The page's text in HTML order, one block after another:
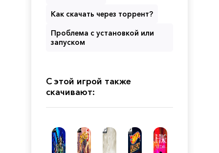
Как скачать через торрент?
Проблема с установкой или
запуском
С этой игрой также
скачивают: